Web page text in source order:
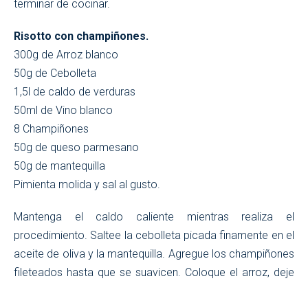
terminar de cocinar.
Risotto con champiñones.
300g de Arroz blanco
50g de Cebolleta
1,5l de caldo de verduras
50ml de Vino blanco
8 Champiñones
50g de queso parmesano
50g de mantequilla
Pimienta molida y sal al gusto.
Mantenga el caldo caliente mientras realiza el
procedimiento. Saltee la cebolleta picada finamente en el
aceite de oliva y la mantequilla. Agregue los champiñones
fileteados hasta que se suavicen. Coloque el arroz, deje